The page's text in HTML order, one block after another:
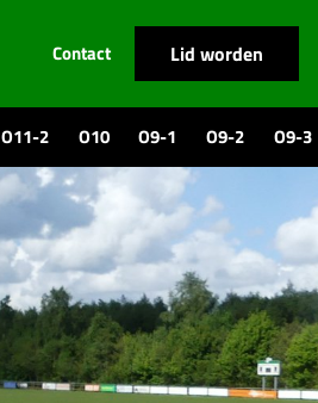
Contact Lid worden
O11-2 O10 O9-1 O9-2 O9-3